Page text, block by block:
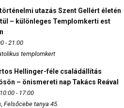
utazás Szent Gellért életén
– különleges Templomkerti est
- 21:00
templomkert
Hellinger-féle családállítás
– önismereti nap Takács Reával
- 17:00
Felsőcebe tanya 45.